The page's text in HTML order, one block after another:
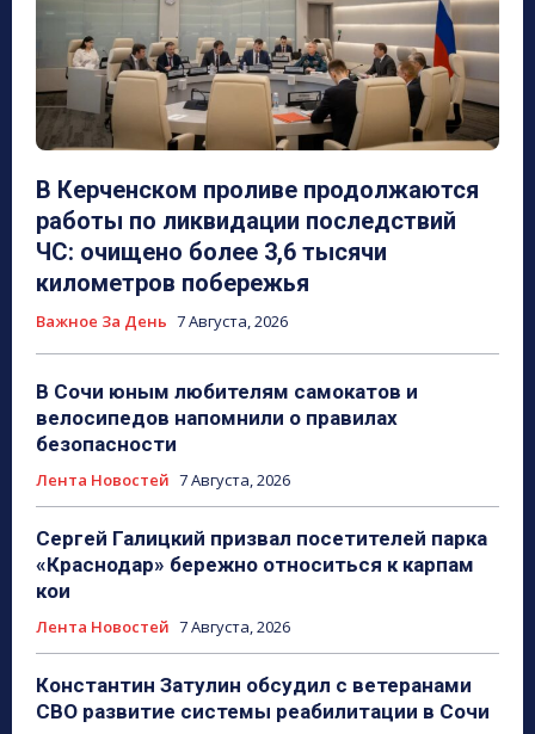
В Керченском проливе продолжаются
работы по ликвидации последствий
ЧС: очищено более 3,6 тысячи
километров побережья
Важное За День 7 Августа, 2026
В Сочи юным любителям самокатов и
велосипедов напомнили о правилах
безопасности
Лента Новостей 7 Августа, 2026
Сергей Галицкий призвал посетителей парка
«Краснодар» бережно относиться к карпам
кои
Лента Новостей 7 Августа, 2026
Константин Затулин обсудил с ветеранами
СВО развитие системы реабилитации в Сочи